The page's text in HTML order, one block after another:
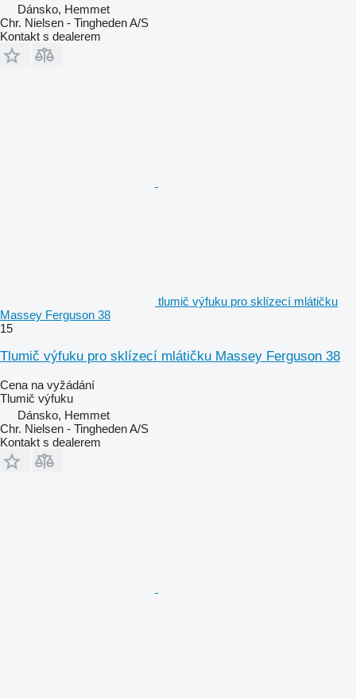
Dánsko, Hemmet
Chr. Nielsen - Tingheden A/S
Kontakt s dealerem
tlumič výfuku pro sklízecí mlátičku
Massey Ferguson 38
15
Tlumič výfuku pro sklízecí mlátičku Massey Ferguson 38
Cena na vyžádání
Tlumič výfuku
Dánsko, Hemmet
Chr. Nielsen - Tingheden A/S
Kontakt s dealerem